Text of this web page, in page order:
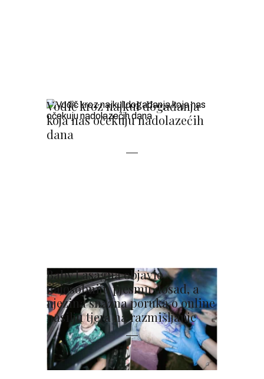
Vodič kroz najkul događanja
koja nas očekuju nadolazećih
dana
Baby Lasagna objavio
najosobniju pjesmu dosad, a
njezina snažna poruka o online
nasilju tjera na razmišljanje